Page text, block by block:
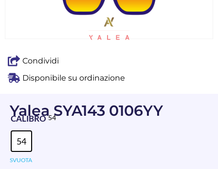
Condividi
Disponibile su ordinazione
Yalea SYA143 0106YY
CALIBRO 54
54
SVUOTA